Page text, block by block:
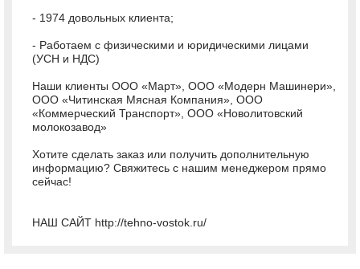
- 1974 довольных клиента;
- Работаем с физическими и юридическими лицами
(УСН и НДС)
Наши клиенты ООО «Март», ООО «Модерн Машинери»,
ООО «Читинская Мясная Компания», ООО
«Коммерческий Транспорт», ООО «Новолитовский
молокозавод»
Хотите сделать заказ или получить дополнительную
информацию? Свяжитесь с нашим менеджером прямо
сейчас!
НАШ САЙТ http://tehno-vostok.ru/